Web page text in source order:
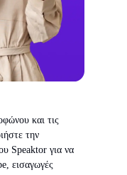
και τις
την
Speaktor για να
εισαγωγές